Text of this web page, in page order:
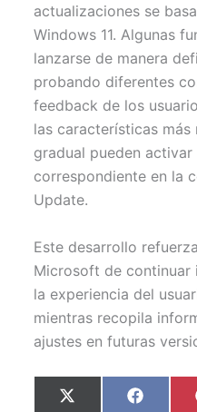
actualizaciones se
Windows 11. Algunas
lanzarse de manera
probando diferentes
feedback de los
las características más
gradual pueden
correspondiente en la
Update.
Este desarrollo
Microsoft de continuar
la experiencia del
mientras recopila
ajustes en futuras
Compartir
X F